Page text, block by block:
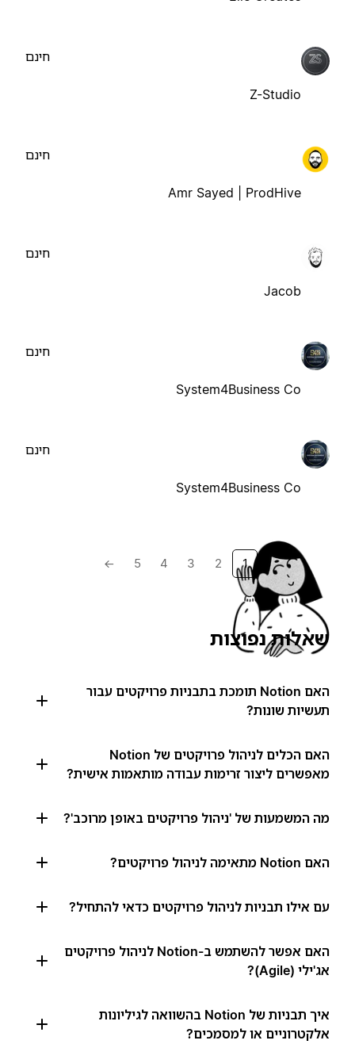
Z-Studio
חינם
Amr Sayed | ProdHive
חינם
Jacob
חינם
System4Business Co
חינם
System4Business Co
חינם
1
2
3
4
5
→
שאלות נפוצות
האם Notion תומכת בתבניות פרויקטים עבור
תעשיות שונות?
האם הכלים לניהול פרויקטים של Notion
מאפשרים ליצור זרימות עבודה מותאמות אישית?
מה המשמעות של 'ניהול פרויקטים באופן מרוכב'?
האם Notion מתאימה לניהול פרויקטים?
עם אילו תבניות לניהול פרויקטים כדאי להתחיל?
האם אפשר להשתמש ב-Notion לניהול פרויקטים
אג'ילי (Agile)?
איך תבניות של Notion בהשוואה לגיליונות
אלקטרוניים או למסמכים?